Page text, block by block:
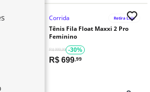
Corrida Retira Loja
Tênis Fila Float Maxxi 2 Pro
Feminino
R$ 999,99 -30%
R$ 699,99